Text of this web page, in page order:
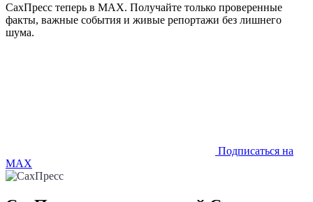
СахПресс теперь в MAX. Получайте только проверенные
факты, важные события и живые репортажи без лишнего
шума.
Подписаться на
MAX